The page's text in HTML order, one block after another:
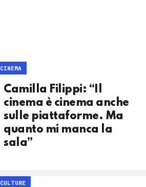
CINEMA
Camilla Filippi: “Il
cinema è cinema anche
sulle piattaforme. Ma
quanto mi manca la
sala”
CULTURE